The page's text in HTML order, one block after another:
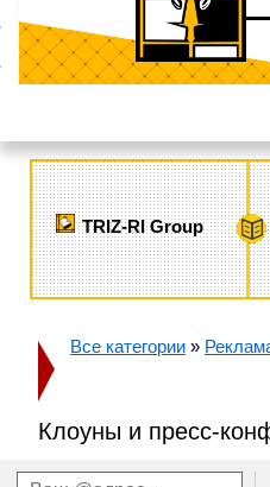
TRIZ-RI Group
Все категории »
Клоуны и пресс-